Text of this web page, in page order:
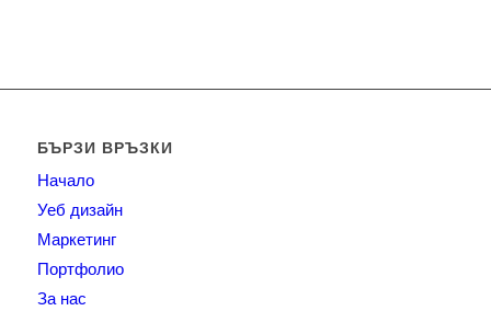
БЪРЗИ ВРЪЗКИ
Начало
Уеб дизайн
Маркетинг
Портфолио
За нас